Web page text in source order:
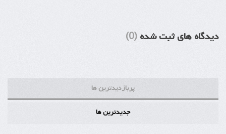
دیدگاه های ثبت شده (0)
پربازدیدترین ها
جدیدترین ها